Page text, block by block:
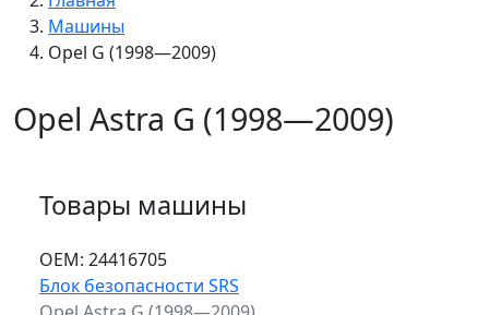
Машины
Opel G (1998—2009)
Opel Astra G (1998—2009)
Товары машины
ОЕМ: 24416705
Блок безопасности SRS